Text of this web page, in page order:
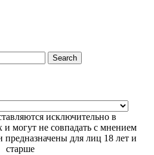
Search
исключительно в
и могут не совпадать с мнением
предназначены для лиц 18 лет и
старше